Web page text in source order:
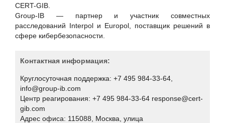
SoftMall
SONET
Staffcop
Xello
«НПЦ «КСБ»
Айдеко
CERT-GIB.
Group-IB — партнер и участник совместных
расследований Interpol и Europol, поставщик решений в
сфере кибербезопасности.
Контактная информация:
Круглосуточная поддержка: +7 495 984-33-64,
info@group-ib.com
Центр реагирования: +7 495 984-33-64 response@cert-
gib.com
Адрес офиса: 115088, Москва, улица